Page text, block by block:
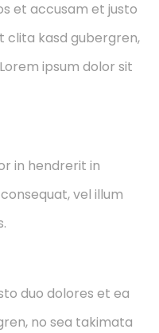
et accusam et justo
clita kasd gubergren,
ipsum dolor sit
in hendrerit in
vel illum
duo dolores et ea
no sea takimata